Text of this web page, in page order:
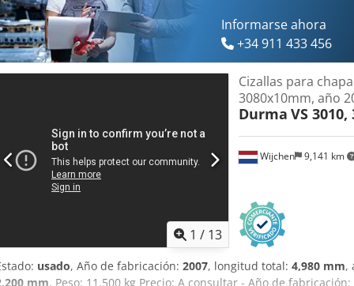
Informarse ahora
+34 911 433 456
1 / 13
Wijchen 9,141 km
Cizallas para
3080x10mm, año
Durma VS
usado, Año de fabricación: 2007, longitud total: 4,980 mm,
mm, Peso: 11.500 kg Precio: A consultar - Año de